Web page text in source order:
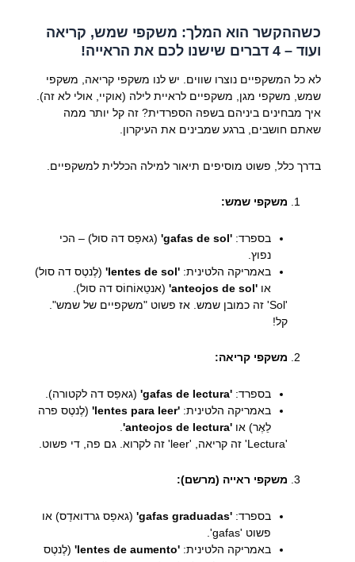
כשההקשר הוא המלך: משקפי שמש, קריאה
ועוד – 4 דברים שישנו לכם את הראייה!
לא כל המשקפיים נוצרו שווים. יש לנו משקפי קריאה, משקפי
שמש, משקפי מגן, משקפיים לראיית לילה (אוקיי, אולי לא זה).
איך מבחינים ביניהם בשפה הספרדית? זה קל יותר ממה
שאתם חושבים, ברגע שמבינים את העיקרון.
בדרך כלל, פשוט מוסיפים תיאור למילה הכללית למשקפיים.
משקפי שמש:
בספרד: 'gafas de sol'
(גאפַס דה סול) – הכי
נפוץ.
באמריקה הלטינית: 'lentes de sol'
(לֶנטֶס דה סול)
או 'anteojos de sol'
(אנטֵאוֹחוֹס דה סול).
'Sol' זה כמובן שמש. אז פשוט "משקפיים של שמש".
קל!
משקפי קריאה:
בספרד: 'gafas de lectura'
(גאפַס דה לקטורה).
באמריקה הלטינית: 'lentes para leer'
(לֶנטֶס פרה
לֵאֶר) או 'anteojos de lectura'
.
'Lectura' זה קריאה, 'leer' זה לקרוא. גם פה, די פשוט.
משקפי ראייה (מרשם):
בספרד: 'gafas graduadas'
(גאפַס גרדואדַס) או
פשוט 'gafas'.
באמריקה הלטינית: 'lentes de aumento'
(לֶנטֶס